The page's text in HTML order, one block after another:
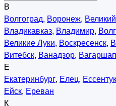
В
Волгоград, Воронеж,
Владикавказ, Владимир,
Великие Луки, Воскресенск,
Витебск, Ванадзор,
Е
Екатеринбург, Елец,
Ейск, Ереван
К